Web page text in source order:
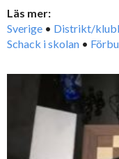
Läs mer:
Sverige • Distrikt/
Schack i skolan •